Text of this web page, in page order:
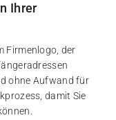
Ihrer
Firmenlogo, der
ohne Aufwand für
damit Sie